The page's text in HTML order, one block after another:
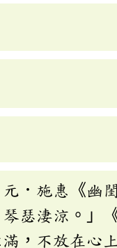
．施惠《幽
瑟淒涼。」
，不放在心